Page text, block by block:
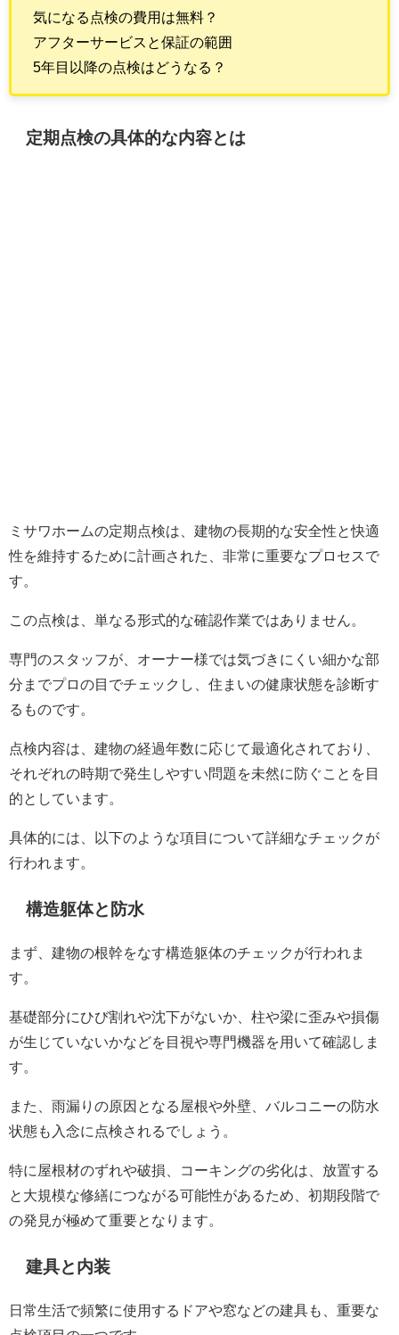
気になる点検の費用は無料？
アフターサービスと保証の範囲
5年目以降の点検はどうなる？
定期点検の具体的な内容とは
ミサワホームの定期点検は、建物の長期的な安全性と快適
性を維持するために計画された、非常に重要なプロセスで
す。
この点検は、単なる形式的な確認作業ではありません。
専門のスタッフが、オーナー様では気づきにくい細かな部
分までプロの目でチェックし、住まいの健康状態を診断す
るものです。
点検内容は、建物の経過年数に応じて最適化されており、
それぞれの時期で発生しやすい問題を未然に防ぐことを目
的としています。
具体的には、以下のような項目について詳細なチェックが
行われます。
構造躯体と防水
まず、建物の根幹をなす構造躯体のチェックが行われま
す。
基礎部分にひび割れや沈下がないか、柱や梁に歪みや損傷
が生じていないかなどを目視や専門機器を用いて確認しま
す。
また、雨漏りの原因となる屋根や外壁、バルコニーの防水
状態も入念に点検されるでしょう。
特に屋根材のずれや破損、コーキングの劣化は、放置する
と大規模な修繕につながる可能性があるため、初期段階で
の発見が極めて重要となります。
建具と内装
日常生活で頻繁に使用するドアや窓などの建具も、重要な